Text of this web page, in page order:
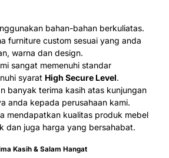
bahan-bahan berkuliatas.
furniture custom sesuai yang anda
warna dan design.
sangat memenuhi standar
syarat High Secure Level.
banyak terima kasih atas kunjungan
anda kepada perusahaan kami.
mendapatkan kualitas produk mebel
dan juga harga yang bersahabat.
Kasih & Salam Hangat